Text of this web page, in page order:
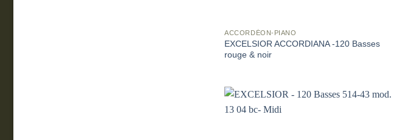
ACCORDÉON-PIANO
EXCELSIOR ACCORDIANA -120 Basses
rouge & noir